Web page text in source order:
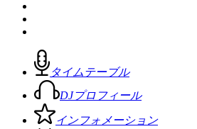
タイムテーブル
DJプロフィール
インフォメーション